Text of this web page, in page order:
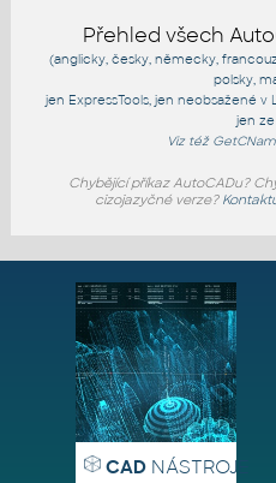
Přehled všech
(anglicky, česky, německy,
polsky,
jen ExpressTools , jen neobsažené v
jen ze
Viz též
Chybějící příkaz AutoCADu?
cizojazyčné verze?
CADNÁSTROJE